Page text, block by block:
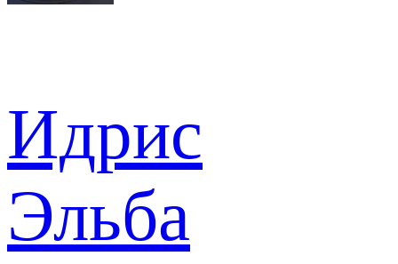
Идрис
Эльба